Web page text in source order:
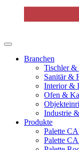
Branchen
Tischler &
Sanitär &
Interior &
Ofen &
Industrie
Produkte
Palette
Palette